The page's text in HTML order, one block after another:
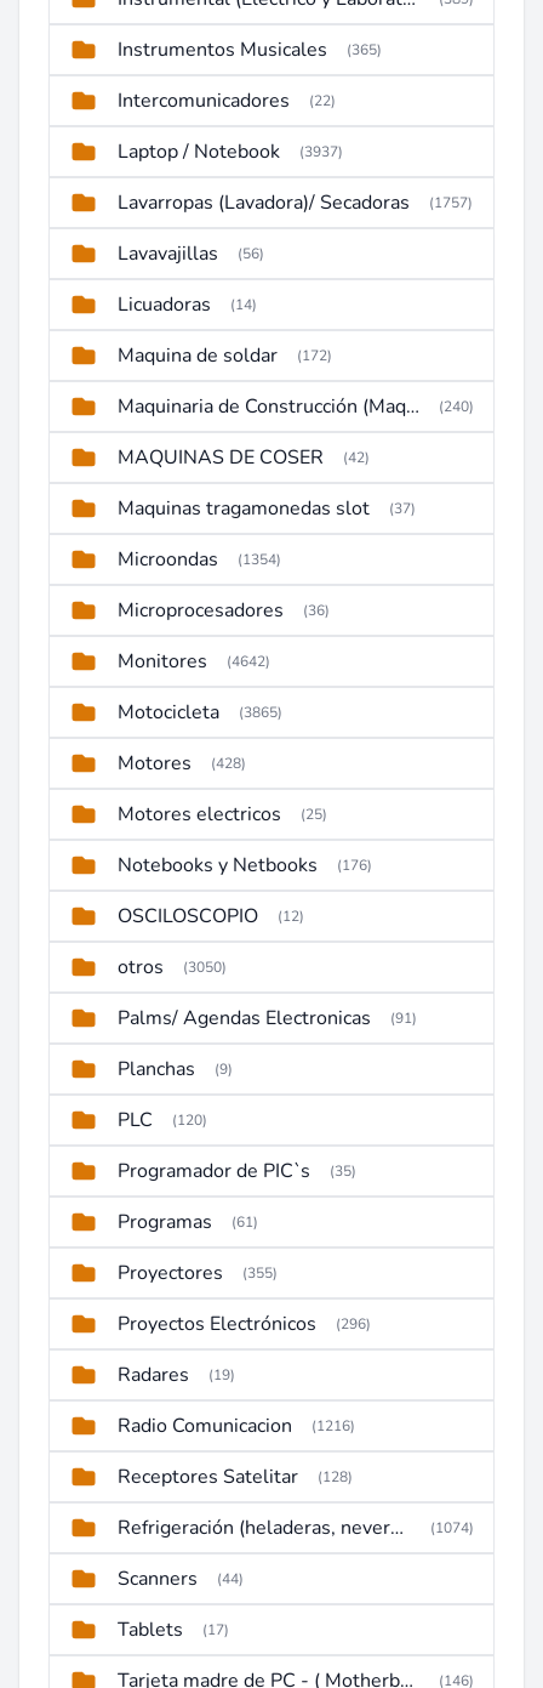
Instrumentos Musicales (365)
Intercomunicadores (22)
Laptop / Notebook (3937)
Lavarropas (Lavadora)/ Secadoras (1757)
Lavavajillas (56)
Licuadoras (14)
Maquina de soldar (172)
Maquinaria de Construcción (Maquinaria Pesada) (240)
MAQUINAS DE COSER (42)
Maquinas tragamonedas slot (37)
Microondas (1354)
Microprocesadores (36)
Monitores (4642)
Motocicleta (3865)
Motores (428)
Motores electricos (25)
Notebooks y Netbooks (176)
OSCILOSCOPIO (12)
otros (3050)
Palms/ Agendas Electronicas (91)
Planchas (9)
PLC (120)
Programador de PIC`s (35)
Programas (61)
Proyectores (355)
Proyectos Electrónicos (296)
Radares (19)
Radio Comunicacion (1216)
Receptores Satelitar (128)
Refrigeración (heladeras, neveras, congeladores) (1074)
Scanners (44)
Tablets (17)
Tarjeta madre de PC - ( Motherboard ) (146)